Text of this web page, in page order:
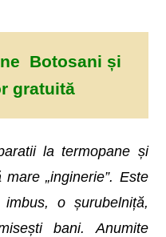
Botosani și
gratuită
la termopane și
„inginerie”. Este
o șurubelniță,
bani. Anumite